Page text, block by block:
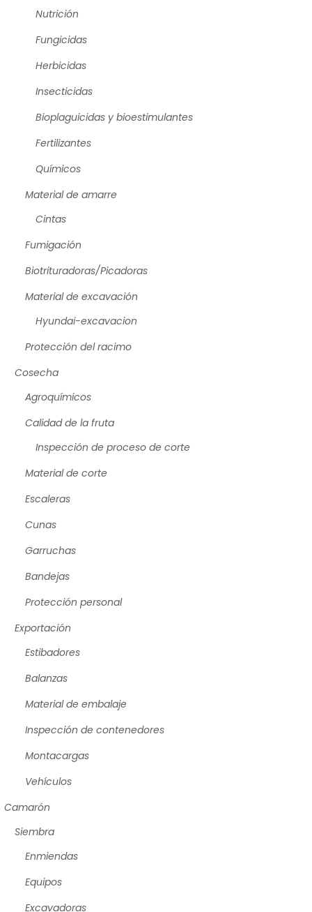
Nutrición
Fungicidas
Herbicidas
Insecticidas
Bioplaguicidas y bioestimulantes
Fertilizantes
Químicos
Material de amarre
Cintas
Fumigación
Biotrituradoras/Picadoras
Material de excavación
Hyundai-excavacion
Protección del racimo
Cosecha
Agroquímicos
Calidad de la fruta
Inspección de proceso de corte
Material de corte
Escaleras
Cunas
Garruchas
Bandejas
Protección personal
Exportación
Estibadores
Balanzas
Material de embalaje
Inspección de contenedores
Montacargas
Vehículos
Camarón
Siembra
Enmiendas
Equipos
Excavadoras